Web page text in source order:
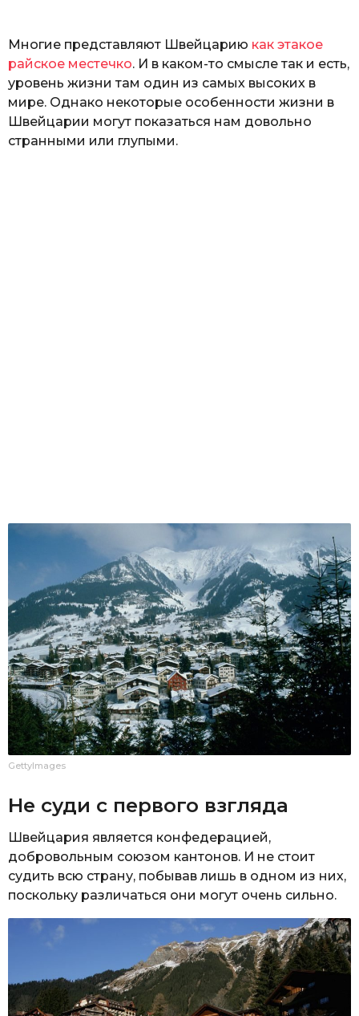
Многие представляют Швейцарию как этакое
райское местечко. И в каком-то смысле так и есть,
уровень жизни там один из самых высоких в
мире. Однако некоторые особенности жизни в
Швейцарии могут показаться нам довольно
странными или глупыми.
GettyImages
Не суди с первого взгляда
Швейцария является конфедерацией,
добровольным союзом кантонов. И не стоит
судить всю страну, побывав лишь в одном из них,
поскольку различаться они могут очень сильно.